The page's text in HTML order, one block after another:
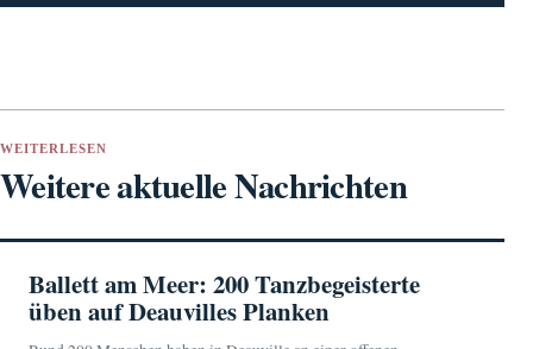
WEITERLESEN
Weitere aktuelle Nachrichten
Ballett am Meer: 200 Tanzbegeisterte
üben auf Deauvilles Planken